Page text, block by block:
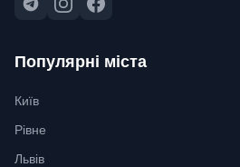
Популярні міста
Київ
Рівне
Львів